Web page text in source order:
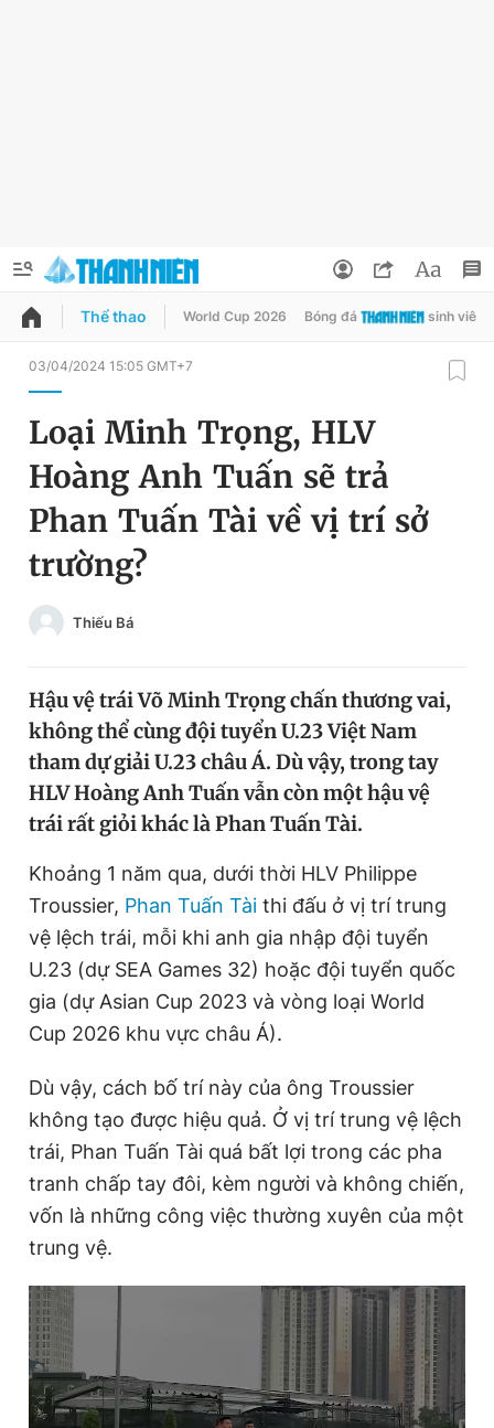
QUẢNG CÁO ĐẶT BÁO
Chuyên mục
Chuyên mục khác
Chào ngày mới
Tin thị trường
Video Magazine
Sản phẩm khác
Tiện ích Bạn cần biết
Thông tin tòa soạn Liên hệ quảng cáo
Theo dõi báo trên
Hotline
0906 645 777 0908 780 404
Đặt báo Tòa soạn Chính sách bảo
Tổng biên tập: Nguyễn Ngọc Toàn
Phó tổng biên tập thường trực: Hải Thành
Đổi mật khẩu
Tin đã lưu
Thể thao World Cup 2026 Bóng đá sinh viên
03/04/2024 15:05 GMT+7
Loại Minh Trọng, HLV
Hoàng Anh Tuấn sẽ trả
Phan Tuấn Tài về vị trí sở
trường?
Thiếu Bá
Hậu vệ trái Võ Minh Trọng chấn thương vai,
không thể cùng đội tuyển U.23 Việt Nam
tham dự giải U.23 châu Á. Dù vậy, trong tay
HLV Hoàng Anh Tuấn vẫn còn một hậu vệ
trái rất giỏi khác là Phan Tuấn Tài.
Khoảng 1 năm qua, dưới thời HLV Philippe
Troussier, Phan Tuấn Tài thi đấu ở vị trí trung
vệ lệch trái, mỗi khi anh gia nhập đội tuyển
U.23 (dự SEA Games 32) hoặc đội tuyển quốc
gia (dự Asian Cup 2023 và vòng loại World
Cup 2026 khu vực châu Á).
Dù vậy, cách bố trí này của ông Troussier
không tạo được hiệu quả. Ở vị trí trung vệ lệch
trái, Phan Tuấn Tài quá bất lợi trong các pha
tranh chấp tay đôi, kèm người và không chiến,
vốn là những công việc thường xuyên của một
trung vệ.